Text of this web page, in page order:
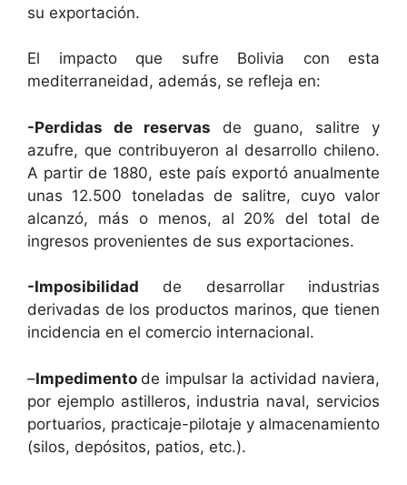
su exportación.
El impacto que sufre Bolivia con esta
mediterraneidad, además, se refleja en:
-Perdidas de reservas de guano, salitre y
azufre, que contribuyeron al desarrollo chileno.
A partir de 1880, este país exportó anualmente
unas 12.500 toneladas de salitre, cuyo valor
alcanzó, más o menos, al 20% del total de
ingresos provenientes de sus exportaciones.
-Imposibilidad de desarrollar industrias
derivadas de los productos marinos, que tienen
incidencia en el comercio internacional.
–Impedimento de impulsar la actividad naviera,
por ejemplo astilleros, industria naval, servicios
portuarios, practicaje-pilotaje y almacenamiento
(silos, depósitos, patios, etc.).